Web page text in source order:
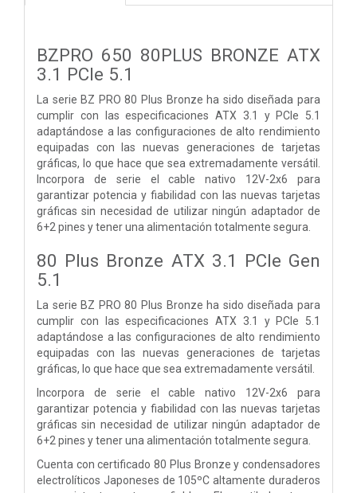
BZPRO 650 80PLUS BRONZE ATX
3.1 PCIe 5.1
La serie BZ PRO 80 Plus Bronze ha sido diseñada para
cumplir con las especificaciones ATX 3.1 y PCIe 5.1
adaptándose a las configuraciones de alto rendimiento
equipadas con las nuevas generaciones de tarjetas
gráficas, lo que hace que sea extremadamente versátil.
Incorpora de serie el cable nativo 12V-2x6 para
garantizar potencia y fiabilidad con las nuevas tarjetas
gráficas sin necesidad de utilizar ningún adaptador de
6+2 pines y tener una alimentación totalmente segura.
80 Plus Bronze ATX 3.1 PCIe Gen
5.1
La serie BZ PRO 80 Plus Bronze ha sido diseñada para
cumplir con las especificaciones ATX 3.1 y PCIe 5.1
adaptándose a las configuraciones de alto rendimiento
equipadas con las nuevas generaciones de tarjetas
gráficas, lo que hace que sea extremadamente versátil.
Incorpora de serie el cable nativo 12V-2x6 para
garantizar potencia y fiabilidad con las nuevas tarjetas
gráficas sin necesidad de utilizar ningún adaptador de
6+2 pines y tener una alimentación totalmente segura.
Cuenta con certificado 80 Plus Bronze y condensadores
electrolíticos Japoneses de 105ºC altamente duraderos